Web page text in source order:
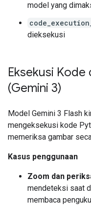
model yang
dieksekusi
Eksekusi Kode
(Gemini 3)
Model Gemini 3 Flash
mengeksekusi kode
memeriksa gambar
Kasus penggunaan
Zoom dan
mendeteksi saat
membaca